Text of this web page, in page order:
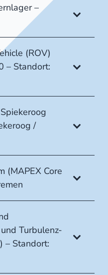
–
(ROV)
– Standort:
/
(MAPEX Core
Turbulenz-
– Standort: